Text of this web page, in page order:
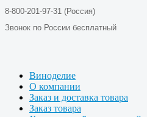
8-800-201-97-31 (Россия)
Звонок по России бесплатный
Виноделие
О компании
Заказ и доставка товара
Заказ товара